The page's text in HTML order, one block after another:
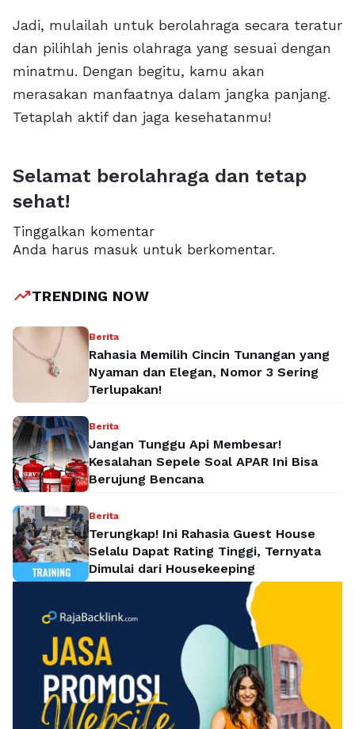
Jadi, mulailah untuk berolahraga secara teratur
dan pilihlah jenis olahraga yang sesuai dengan
minatmu. Dengan begitu, kamu akan
merasakan manfaatnya dalam jangka panjang.
Tetaplah aktif dan jaga kesehatanmu!
Selamat berolahraga dan tetap
sehat!
Tinggalkan komentar
Anda harus masuk untuk berkomentar.
trending_upTRENDING NOW
Berita
Rahasia Memilih Cincin Tunangan yang
Nyaman dan Elegan, Nomor 3 Sering
Terlupakan!
Berita
Jangan Tunggu Api Membesar!
Kesalahan Sepele Soal APAR Ini Bisa
Berujung Bencana
Berita
Terungkap! Ini Rahasia Guest House
Selalu Dapat Rating Tinggi, Ternyata
Dimulai dari Housekeeping